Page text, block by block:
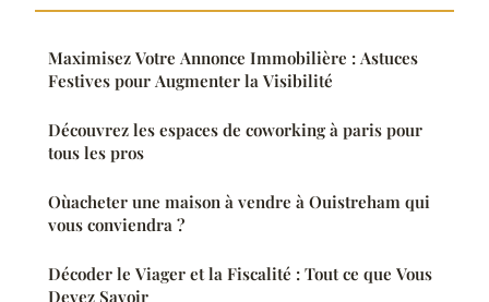
Maximisez Votre Annonce Immobilière : Astuces
Festives pour Augmenter la Visibilité
Découvrez les espaces de coworking à paris pour
tous les pros
Oùacheter une maison à vendre à Ouistreham qui
vous conviendra ?
Décoder le Viager et la Fiscalité : Tout ce que Vous
Devez Savoir